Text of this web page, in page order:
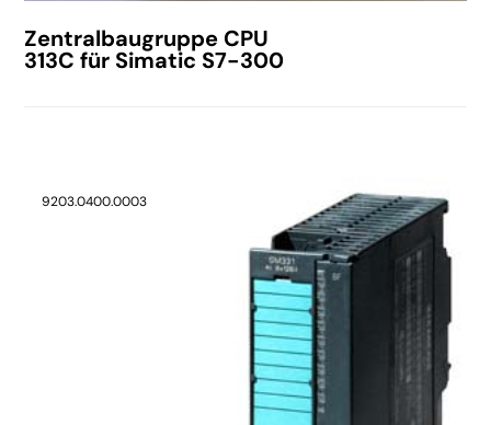
Zentralbaugruppe CPU
313C für Simatic S7-300
9203.0400.0003